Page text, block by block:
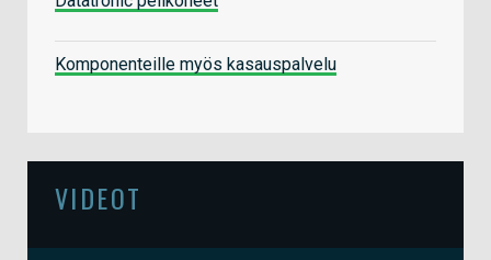
Komponenteille myös kasauspalvelu
VIDEOT